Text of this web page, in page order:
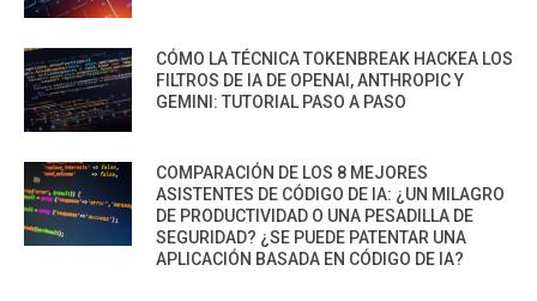
CÓMO LA TÉCNICA TOKENBREAK HACKEA LOS
FILTROS DE IA DE OPENAI, ANTHROPIC Y
GEMINI: TUTORIAL PASO A PASO
COMPARACIÓN DE LOS 8 MEJORES
ASISTENTES DE CÓDIGO DE IA: ¿UN MILAGRO
DE PRODUCTIVIDAD O UNA PESADILLA DE
SEGURIDAD? ¿SE PUEDE PATENTAR UNA
APLICACIÓN BASADA EN CÓDIGO DE IA?